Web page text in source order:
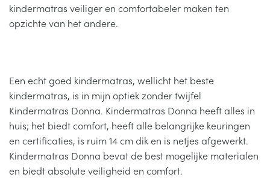
kindermatras veiliger en comfortabeler maken ten
opzichte van het andere.
Een echt goed kindermatras, wellicht het beste
kindermatras, is in mijn optiek zonder twijfel
Kindermatras Donna. Kindermatras Donna heeft alles in
huis; het biedt comfort, heeft alle belangrijke keuringen
en certificaties, is ruim 14 cm dik en is netjes afgewerkt.
Kindermatras Donna bevat de best mogelijke materialen
en biedt absolute veiligheid en comfort.